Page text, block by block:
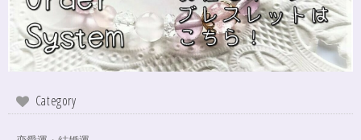
Category